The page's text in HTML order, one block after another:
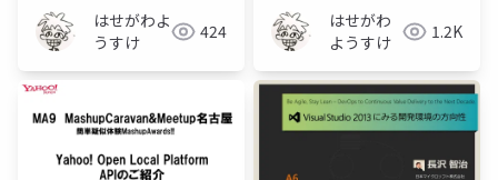
はせがわよ
うすけ
424
はせがわ
ようすけ
1.2K